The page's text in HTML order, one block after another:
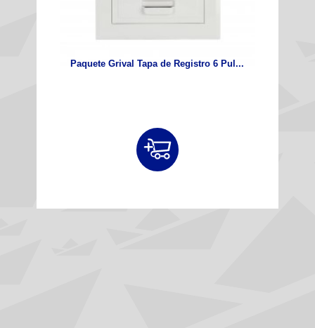
Paquete Grival Tapa de Registro 6 Pul...